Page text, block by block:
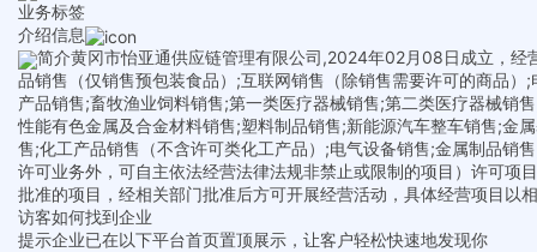
业务标签
介绍信息
简介黄冈市怡亚通供应链管理有限公司,2024年02月08日成立，经
品销售（仅销售预包装食品）;互联网销售（除销售需要许可的商品
产品销售;畜牧渔业饲料销售;第一类医疗器械销售;第二类医疗器械销
性能有色金属及合金材料销售;塑料制品销售;新能源汽车整车销售;金
售;化工产品销售（不含许可类化工产品）;电气设备销售;金属制品销
许可业务外，可自主依法经营法律法规非禁止或限制的项目）许可
批准的项目，经相关部门批准后方可开展经营活动，具体经营项目以
访客如何找到企业
提示企业已在以下平台首页置顶展示，让客户轻松快速地发现你